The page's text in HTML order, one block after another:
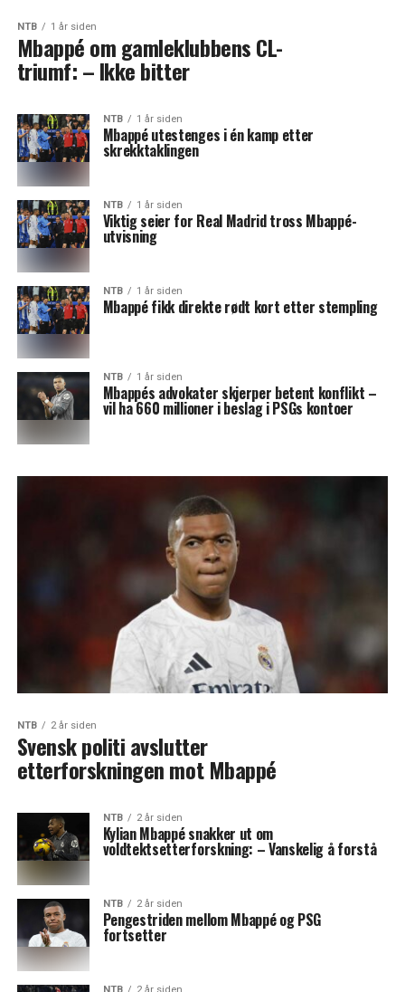
NTB 1 år siden
Mbappé om gamleklubbens CL-
triumf: – Ikke bitter
NTB 1 år siden
Mbappé utestenges i én kamp etter
skrekktaklingen
NTB 1 år siden
Viktig seier for Real Madrid tross Mbappé-
utvisning
NTB 1 år siden
Mbappé fikk direkte rødt kort etter stempling
NTB 1 år siden
Mbappés advokater skjerper betent konflikt –
vil ha 660 millioner i beslag i PSGs kontoer
NTB 2 år siden
Svensk politi avslutter
etterforskningen mot Mbappé
NTB 2 år siden
Kylian Mbappé snakker ut om
voldtektsetterforskning: – Vanskelig å forstå
NTB 2 år siden
Pengestriden mellom Mbappé og PSG
fortsetter